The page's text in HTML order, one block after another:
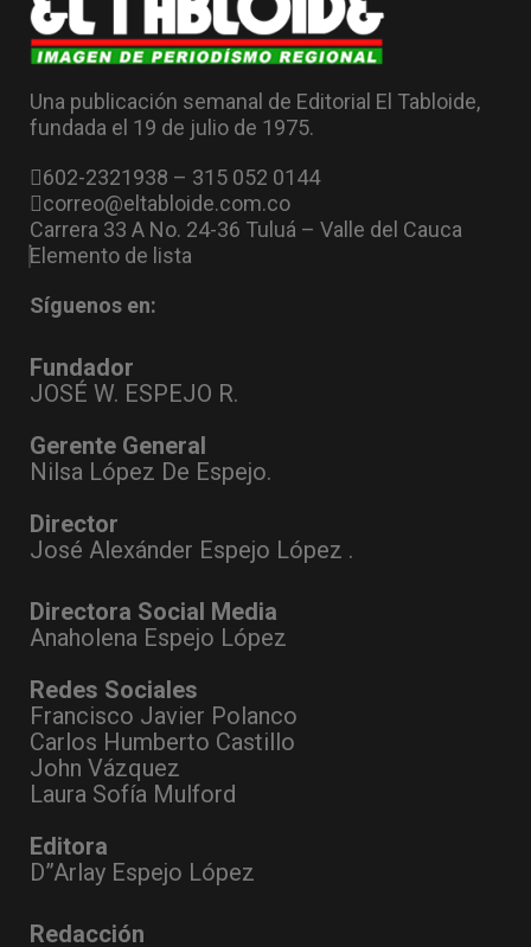
Una publicación semanal de Editorial El Tabloide,
fundada el 19 de julio de 1975.
602-2321938 – 315 052 0144
correo@eltabloide.com.co
Carrera 33 A No. 24-36 Tuluá – Valle del Cauca
Elemento de lista
Síguenos en:
Fundador
JOSÉ W. ESPEJO R.
Gerente General
Nilsa López De Espejo.
Director
José Alexánder Espejo López .
Directora Social Media
Anaholena Espejo López
Redes Sociales
Francisco Javier Polanco
Carlos Humberto Castillo
John Vázquez
Laura Sofía Mulford
Editora
D”Arlay Espejo López
Redacción